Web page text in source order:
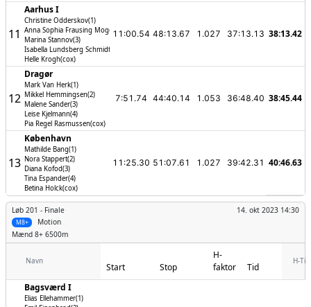
11
Aarhus I
Christine Odderskov(1)
Anna Sophia Frausing Mogensen(2)
Marina Stannov(3)
Isabella Lundsberg Schmidt(4)
Helle Krogh(cox)
11:00.54 48:13.67 1.027 37:13.13 38:13.42
12
Dragør
Mark Van Herk(1)
Mikkel Hemmingsen(2)
Malene Sander(3)
Leise Kjelmann(4)
Pia Regel Rasmussen(cox)
7:51.74 44:40.14 1.053 36:48.40 38:45.44
13
København
Mathilde Bang(1)
Nora Stappert(2)
Diana Kofod(3)
Tina Espander(4)
Betina Holck(cox)
11:25.30 51:07.61 1.027 39:42.31 40:46.63
Løb 201 - Finale
Motion
14. okt 2023 14:30
M8+
Mænd 8+ 6500m
Navn
Start Stop
H-
faktor
Tid
H-Tid
Bagsværd I
Elias Ellehammer(1)